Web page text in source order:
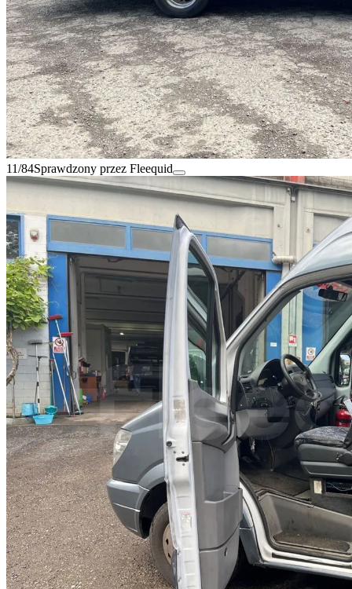
11/84Sprawdzony przez Fleequid